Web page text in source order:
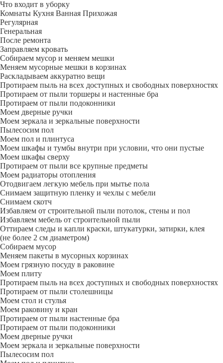
Что входит в уборку
Регу­лярная
Гене­ральная
После ремонта
Заправляем кровать
Собираем мусор и меняем мешки
Меняем мусорные мешки в корзинах
Раскладываем аккуратно вещи
Протираем пыль на всех доступных и свободных поверхностях
Протираем от пыли торшеры и настенные бра
Протираем от пыли подоконники
Моем дверные ручки
Моем зеркала и зеркальные поверхности
Пылесосим пол
Моем пол и плинтуса
Моем шкафы и тумбы внутри при условии, что они пустые
Моем шкафы сверху
Протираем от пыли все крупные предметы
Моем радиаторы отопления
Отодвигаем легкую мебель при мытье пола
Снимаем защитную пленку и чехлы с мебели
Снимаем скотч
Избавляем от строительной пыли потолок, стены и пол
Избавляем мебель от строительной пыли
Оттираем следы и капли краски, штукатурки, затирки, клея
(не более 2 см диаметром)
Собираем мусор
Меняем пакеты в мусорных корзинах
Моем грязную посуду в раковине
Моем плиту
Протираем пыль на всех доступных и свободных поверхностях
Протираем от пыли столешницы
Моем стол и стулья
Моем раковину и кран
Протираем от пыли настенные бра
Протираем от пыли подоконники
Моем дверные ручки
Моем зеркала и зеркальные поверхности
Пылесосим пол